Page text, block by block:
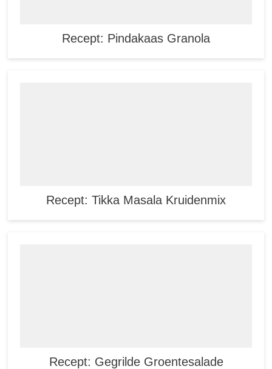
Recept: Pindakaas Granola
Recept: Tikka Masala Kruidenmix
Recept: Gegrilde Groentesalade